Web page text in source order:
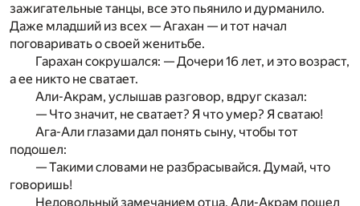
зажигательные танцы, все это пьянило и дурманило.
Даже младший из всех — Агахан — и тот начал
поговаривать о своей женитьбе.
Гарахан сокрушался: — Дочери 16 лет, и это возраст,
а ее никто не сватает.
Али-Акрам, услышав разговор, вдруг сказал:
— Что значит, не сватает? Я что умер? Я сватаю!
Ага-Али глазами дал понять сыну, чтобы тот
подошел:
— Такими словами не разбрасывайся. Думай, что
говоришь!
Недовольный замечанием отца, Али-Акрам пошел